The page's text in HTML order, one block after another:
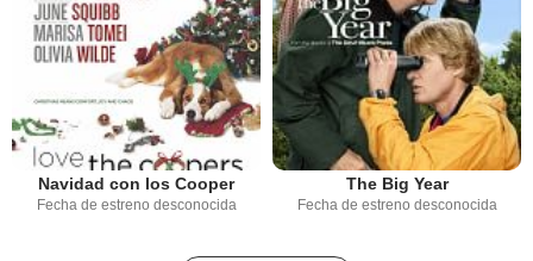
Navidad con los Cooper
Fecha de estreno desconocida
The Big Year
Fecha de estreno desconocida